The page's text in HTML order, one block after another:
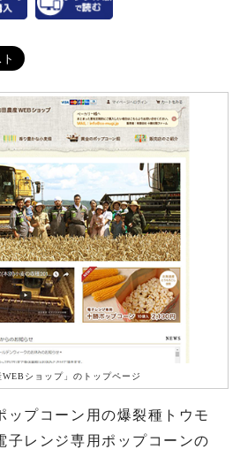
WEBショップ」のトップページ
プコーン用の爆裂種トウモ
子レンジ専用ポップコーンの